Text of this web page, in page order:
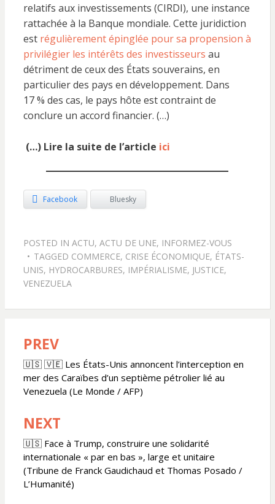
relatifs aux investissements (CIRDI), une instance
rattachée à la Banque mondiale. Cette juridiction
est régulièrement épinglée pour sa propension à
privilégier les intérêts des investisseurs au
détriment de ceux des États souverains, en
particulier des pays en développement. Dans
17 % des cas, le pays hôte est contraint de
conclure un accord financier. (…)
(…) Lire la suite de l’article ici
Facebook Bluesky
POSTED IN ACTU, ACTU DE UNE, INFORMEZ-VOUS
TAGGED COMMERCE, CRISE ÉCONOMIQUE, ÉTATS-
UNIS, HYDROCARBURES, IMPÉRIALISME, JUSTICE,
VENEZUELA
Navigation
de
l’article
PREV
🇺🇸 🇻🇪 Les États-Unis annoncent l’interception en
mer des Caraïbes d’un septième pétrolier lié au
Venezuela (Le Monde / AFP)
NEXT
🇺🇸 Face à Trump, construire une solidarité
internationale « par en bas », large et unitaire
(Tribune de Franck Gaudichaud et Thomas Posado /
L’Humanité)